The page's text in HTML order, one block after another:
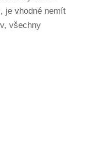
je vhodné nemít
všechny